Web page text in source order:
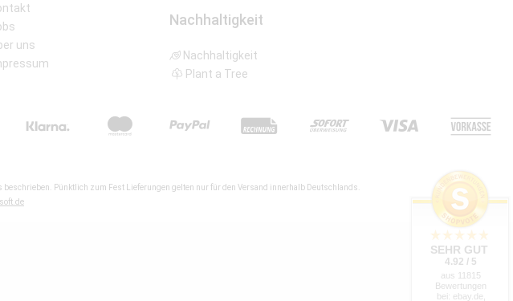
uns
Nachhaltigkeit
Nachhaltigkeit
Plant a Tree
Pünktlich zum Fest Lieferungen gelten nur für den Versand innerhalb Deutschlands.
SEHR GUT
4.92 / 5
aus 11815
Bewertungen
bei: ebay.de,